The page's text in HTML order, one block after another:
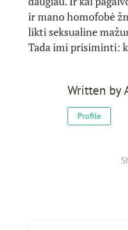
ir mano homofobė
likti seksualine
Tada imi prisiminti:
Written by
Profile